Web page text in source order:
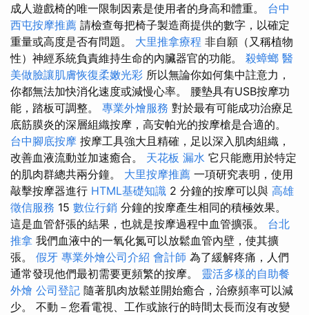
成人遊戲椅的唯一限制因素是使用者的身高和體重。 台中
西屯按摩推薦 請檢查每把椅子製造商提供的數字，以確定
重量或高度是否有問題。 大里推拿療程 非自願（又稱植物
性）神經系統負責維持生命的內臟器官的功能。 殺蟑螂 醫
美做臉讓肌膚恢復柔嫩光彩 所以無論你如何集中註意力，
你都無法加快消化速度或減慢心率。 腰墊具有USB按摩功
能，踏板可調整。 專業外燴服務 對於最有可能成功治療足
底筋膜炎的深層組織按摩，高安帕光的按摩槍是合適的。
台中腳底按摩 按摩工具強大且精確，足以深入肌肉組織，
改善血液流動並加速癒合。 天花板 漏水 它只能應用於特定
的肌肉群總共兩分鐘。 大里按摩推薦 一項研究表明，使用
敲擊按摩器進行 HTML基礎知識 2 分鐘的按摩可以與 高雄
徵信服務 15 數位行銷 分鐘的按摩產生相同的積極效果。
這是血管舒張的結果，也就是按摩過程中血管擴張。 台北
推拿 我們血液中的一氧化氮可以放鬆血管內壁，使其擴
張。 假牙 專業外燴公司介紹 會計師 為了緩解疼痛，人們
通常發現他們最初需要更頻繁的按摩。 靈活多樣的自助餐
外燴 公司登記 隨著肌肉放鬆並開始癒合，治療頻率可以減
少。 不動－您看電視、工作或旅行的時間太長而沒有改變